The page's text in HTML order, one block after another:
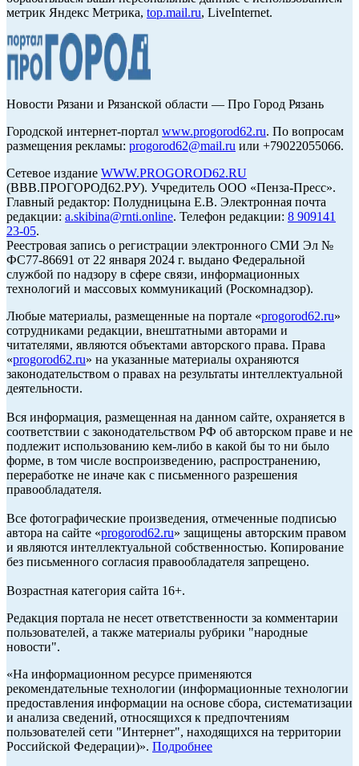
метрик Яндекс Метрика, top.mail.ru, LiveInternet.
Новости Рязани и Рязанской области — Про Город Рязань
Городской интернет-портал www.progorod62.ru. По вопросам
размещения рекламы: progorod62@mail.ru или +79022055066.
Сетевое издание WWW.PROGOROD62.RU
(ВВВ.ПРОГОРОД62.РУ). Учредитель ООО «Пенза-Пресс».
Главный редактор: Полудницына Е.В. Электронная почта
редакции: a.skibina@rnti.online. Телефон редакции: 8 909141
23-05.
Реестровая запись о регистрации электронного СМИ Эл №
ФС77-86691 от 22 января 2024 г. выдано Федеральной
службой по надзору в сфере связи, информационных
технологий и массовых коммуникаций (Роскомнадзор).
Любые материалы, размещенные на портале «progorod62.ru»
сотрудниками редакции, внештатными авторами и
читателями, являются объектами авторского права. Права
«progorod62.ru» на указанные материалы охраняются
законодательством о правах на результаты интеллектуальной
деятельности.
Вся информация, размещенная на данном сайте, охраняется в
соответствии с законодательством РФ об авторском праве и не
подлежит использованию кем-либо в какой бы то ни было
форме, в том числе воспроизведению, распространению,
переработке не иначе как с письменного разрешения
правообладателя.
Все фотографические произведения, отмеченные подписью
автора на сайте «progorod62.ru» защищены авторским правом
и являются интеллектуальной собственностью. Копирование
без письменного согласия правообладателя запрещено.
Возрастная категория сайта 16+.
Редакция портала не несет ответственности за комментарии
пользователей, а также материалы рубрики "народные
новости".
«На информационном ресурсе применяются
рекомендательные технологии (информационные технологии
предоставления информации на основе сбора, систематизации
и анализа сведений, относящихся к предпочтениям
пользователей сети "Интернет", находящихся на территории
Российской Федерации)». Подробнее